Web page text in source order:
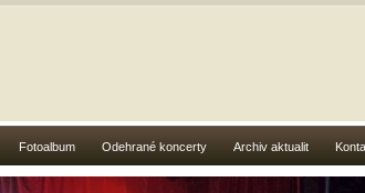
Fotoalbum Odehrané koncerty Archiv aktualit